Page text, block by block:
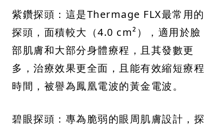
紫鑽探頭：這是Thermage FLX最常用的
探頭，面積較大（4.0 cm²），適用於臉
部肌膚和大部分身體療程，且其發數更
多，治療效果更全面，且能有效縮短療程
時間，被譽為鳳凰電波的黃金電波。
碧眼探頭：專為脆弱的眼周肌膚設計，探